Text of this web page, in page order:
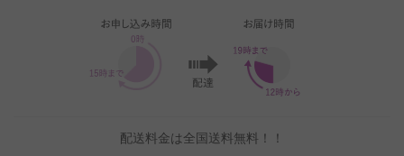
配送料金は全国送料無料！！